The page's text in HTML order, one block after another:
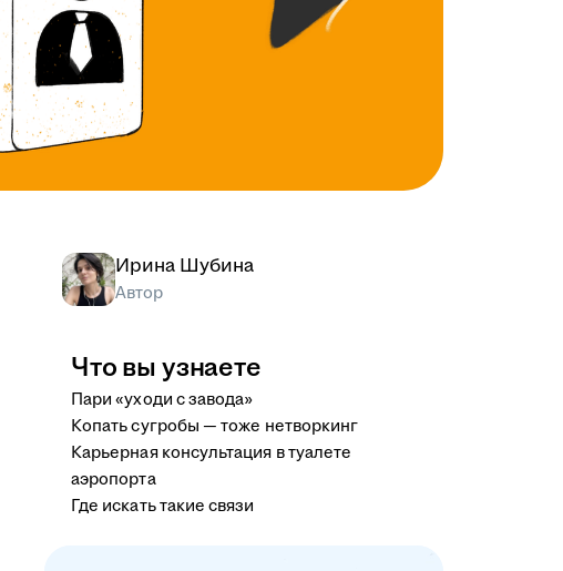
Ирина Шубина
Автор
Что вы узнаете
Пари «уходи с завода»
Копать сугробы — тоже нетворкинг
Карьерная консультация в туалете
аэропорта
Где искать такие связи